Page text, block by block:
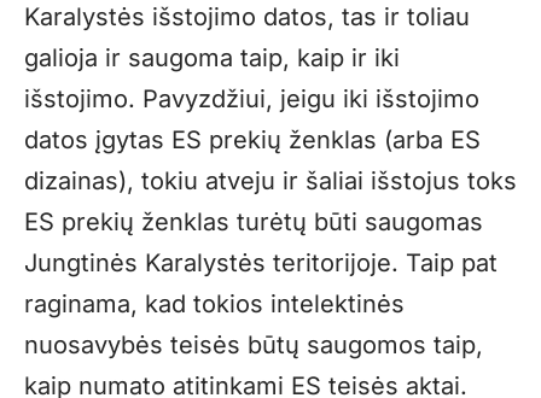
Karalystės išstojimo datos, tas ir toliau
galioja ir saugoma taip, kaip ir iki
išstojimo. Pavyzdžiui, jeigu iki išstojimo
datos įgytas ES prekių ženklas (arba ES
dizainas), tokiu atveju ir šaliai išstojus toks
ES prekių ženklas turėtų būti saugomas
Jungtinės Karalystės teritorijoje. Taip pat
raginama, kad tokios intelektinės
nuosavybės teisės būtų saugomos taip,
kaip numato atitinkami ES teisės aktai.